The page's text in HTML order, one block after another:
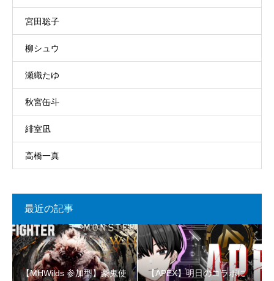
宮田聡子
柳シュウ
瀬織たゆ
秋宮缶斗
緋室凪
高橋一真
最近の記事
【MHWilds 参加型】豪鬼使
【APEX】明日のコラボに